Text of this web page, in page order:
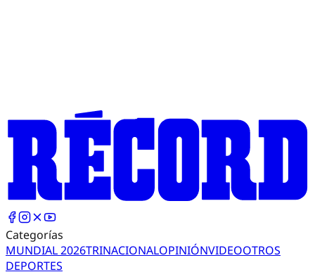
Categorías
MUNDIAL 2026TRINACIONALOPINIÓNVIDEOOTROS
DEPORTES